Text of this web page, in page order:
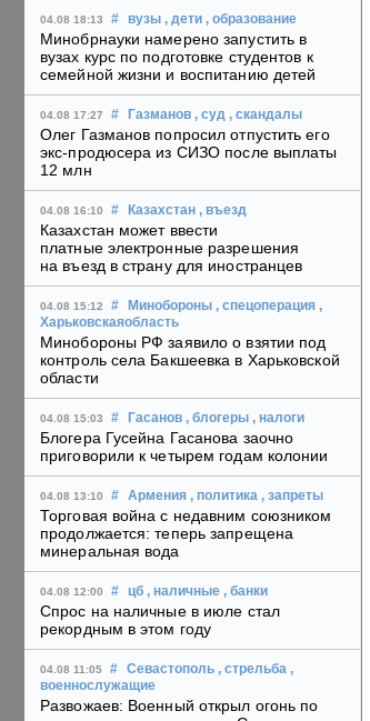
04.08 18:13 # вузы , дети , образование
Минобрнауки намерено запустить в
вузах курс по подготовке студентов к
семейной жизни и воспитанию детей
04.08 17:27 # Газманов , суд , скандалы
Олег Газманов попросил отпустить его
экс-продюсера из СИЗО после выплаты
12 млн
04.08 16:10 # Казахстан , въезд
Казахстан может ввести
платные электронные разрешения
на въезд в страну для иностранцев
04.08 15:12 # Минобороны , спецоперация ,
Харьковскаяобласть
Минобороны РФ заявило о взятии под
контроль села Бакшеевка в Харьковской
области
04.08 15:03 # Гасанов , блогеры , налоги
Блогера Гусейна Гасанова заочно
приговорили к четырем годам колонии
04.08 13:10 # Армения , политика , запреты
Торговая война с недавним союзником
продолжается: теперь запрещена
минеральная вода
04.08 12:00 # цб , наличные , банки
Спрос на наличные в июле стал
рекордным в этом году
04.08 11:05 # Севастополь , стрельба ,
военнослужащие
Развожаев: Военный открыл огонь по